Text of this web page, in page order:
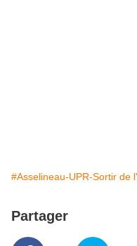
#Asselineau-UPR-Sortir de
Partager